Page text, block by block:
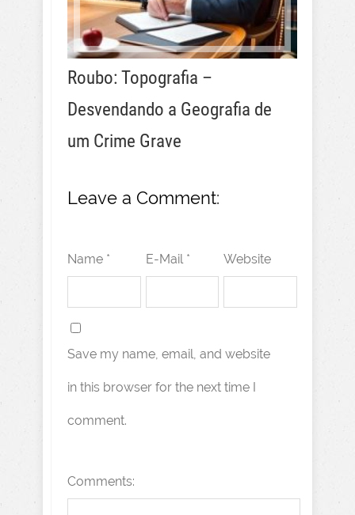
Roubo: Topografia –
Desvendando a Geografia de
um Crime Grave
Leave a Comment:
Name * E-Mail * Website
Save my name, email, and website
in this browser for the next time I
comment.
Comments: